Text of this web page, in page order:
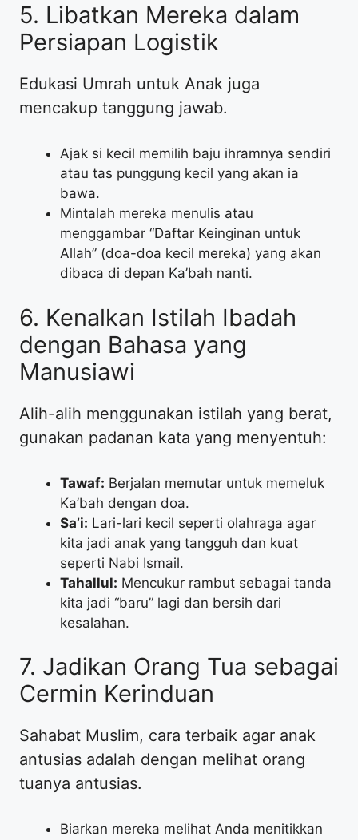
​5. Libatkan Mereka dalam
Persiapan Logistik
​Edukasi Umrah untuk Anak juga
mencakup tanggung jawab.
​Ajak si kecil memilih baju ihramnya sendiri
atau tas punggung kecil yang akan ia
bawa.
​Mintalah mereka menulis atau
menggambar “Daftar Keinginan untuk
Allah” (doa-doa kecil mereka) yang akan
dibaca di depan Ka’bah nanti.
​6. Kenalkan Istilah Ibadah
dengan Bahasa yang
Manusiawi
​Alih-alih menggunakan istilah yang berat,
gunakan padanan kata yang menyentuh:
Tawaf: Berjalan memutar untuk memeluk
Ka’bah dengan doa.
Sa’i: Lari-lari kecil seperti olahraga agar
kita jadi anak yang tangguh dan kuat
seperti Nabi Ismail.
Tahallul: Mencukur rambut sebagai tanda
kita jadi “baru” lagi dan bersih dari
kesalahan.
​7. Jadikan Orang Tua sebagai
Cermin Kerinduan
​Sahabat Muslim, cara terbaik agar anak
antusias adalah dengan melihat orang
tuanya antusias.
​Biarkan mereka melihat Anda menitikkan